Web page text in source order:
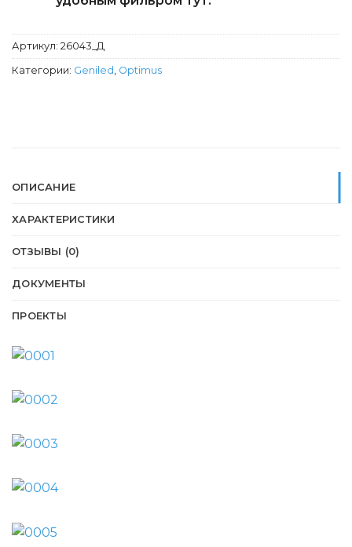
Артикул: 26043_Д
Категории: Geniled , Optimus
ОПИСАНИЕ
ХАРАКТЕРИСТИКИ
ОТЗЫВЫ (0)
ДОКУМЕНТЫ
ПРОЕКТЫ